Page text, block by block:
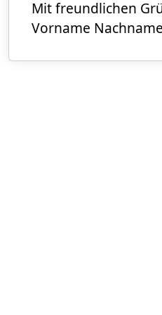
Mit freundlichen
Vorname Nachname